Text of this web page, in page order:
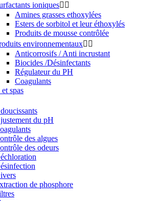
ioniques 
Amines grasses ethoxylées
Esters de sorbitol et leur éthoxylés
Produits de mousse contrôlée
environnementaux 
Anticorrosifs / Anti incrustant
Biocides /Désinfectants
Régulateur du PH
Coagulants
spas
du pH
des algues
des odeurs
de phosphore